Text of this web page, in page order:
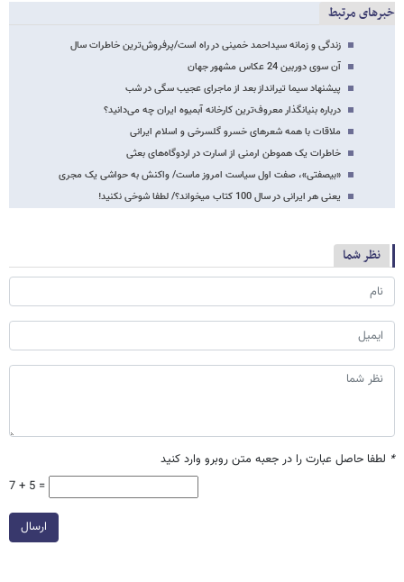
خبرهای مرتبط
زندگی و زمانه سیداحمد خمینی در راه است/پرفروش‌ترین خاطرات سال
آن سوی دوربین 24 عکاس مشهور جهان
پیشنهاد سیما تیرانداز بعد از ماجرای عجیب سگی در شب
درباره بنیانگذار معروف‌ترین کارخانه آبمیوه ایران چه می‌دانید؟
ملاقات با همه شعرهای خسرو گلسرخی و اسلام ایرانی
خاطرات یک هموطن ارمنی از اسارت در اردوگاه‌های بعثی
«بی​صفتی»، صفت اول سیاست امروز ماست/ واکنش به حواشی یک مجری
یعنی هر ایرانی در سال 100 کتاب می​خواند؟/ لطفا شوخی نکنید!
نظر شما
* لطفا حاصل عبارت را در جعبه متن روبرو وارد کنید
7 + 5 =
ارسال